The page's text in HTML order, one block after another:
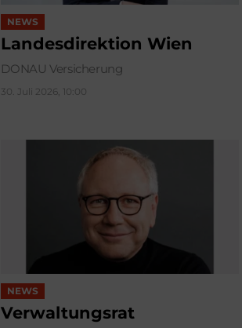
NEWS
Landesdirektion Wien
DONAU Versicherung
30. Juli 2026, 10:00
NEWS
Verwaltungsrat